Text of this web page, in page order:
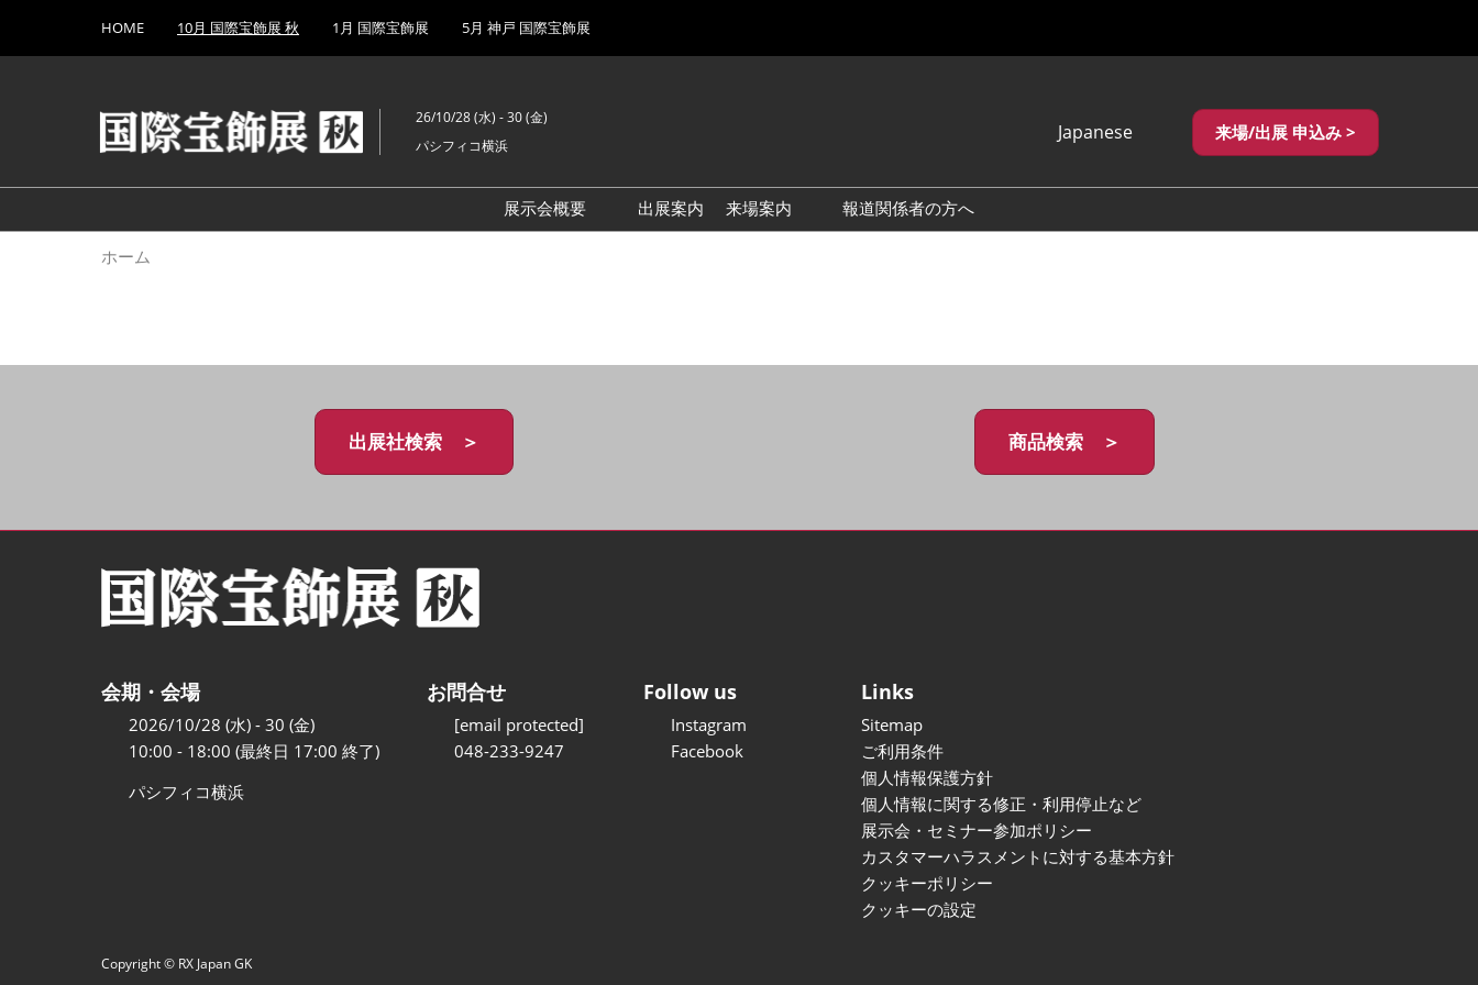
キ
し
て
to
HOME 10月 国際宝飾展 秋 1月 国際宝飾展 5月 神戸 国際宝飾展
26/10/28 (水) - 30 (金)
パシフィコ横浜
Japanese
繁體中文
来場/出展 申込み >
展示会概要
出展案内
来場案内
報道関係者の方へ
ホーム
出展社検索 ＞ 商品検索 ＞
会期・会場
2026/10/28 (水) - 30 (金)
10:00 - 18:00 (最終日 17:00 終了)
パシフィコ横浜
お問合せ
[email protected]
048-233-9247
Follow us
Instagram
Facebook
Links
Sitemap
ご利用条件
個人情報保護方針
個人情報に関する修正・利用停止など
展示会・セミナー参加ポリシー
カスタマーハラスメントに対する基本方針
クッキーポリシー
クッキーの設定
Copyright © RX Japan GK